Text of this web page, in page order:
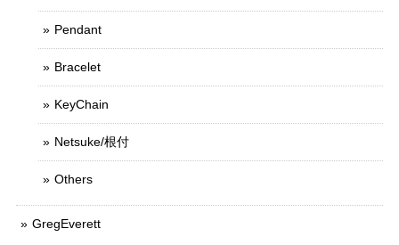
Pendant
Bracelet
KeyChain
Netsuke/根付
Others
GregEverett